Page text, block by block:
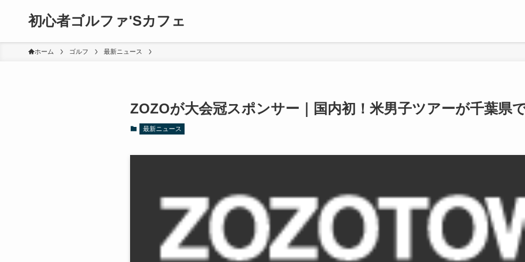
初心者ゴルファ'Sカフェ
ホーム ゴルフ 最新ニュース
ZOZOが大会冠スポンサー｜国内初！米男子ツアーが千葉県
最新ニュース